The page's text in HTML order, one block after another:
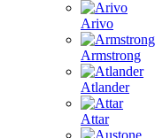
Arivo
Armstrong
Atlander
Attar